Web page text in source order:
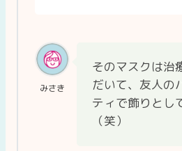
みさき
そのマスクは治
だいて、友人の
ティで飾りとし
（笑）